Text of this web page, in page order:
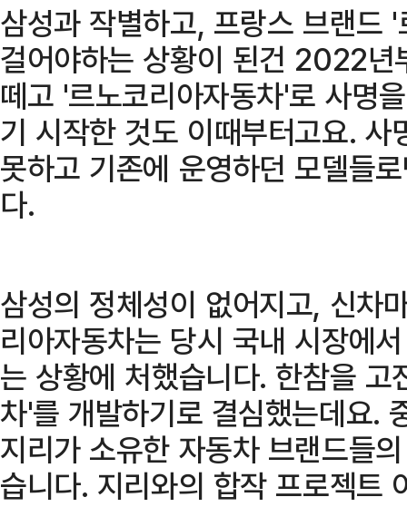
삼성과 작별하고, 프랑스 브랜드
걸어야하는 상황이 된건 2022년
떼고 '르노코리아자동차'로 사명
기 시작한 것도 이때부터고요.
못하고 기존에 운영하던 모델들
다.
삼성의 정체성이 없어지고, 신차
리아자동차는 당시 국내 시장에
는 상황에 처했습니다. 한참을
차'를 개발하기로 결심했는데요.
지리가 소유한 자동차 브랜드들
습니다. 지리와의 합작 프로젝트